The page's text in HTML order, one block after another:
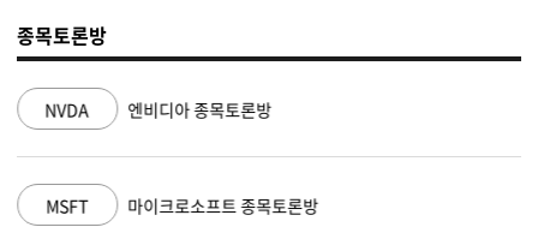
종목토론방
NVDA 엔비디아 종목토론방
MSFT 마이크로소프트 종목토론방